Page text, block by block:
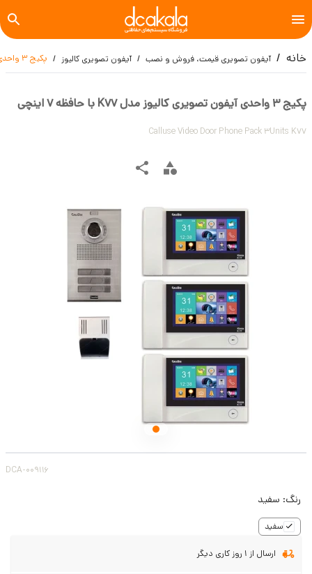
خانه آیفون تصویری قیمت، فروش و نصب آیفون تصویری کالیوز پکیج 3 واحدی آیفون تصویری کالیوز مدل K77 با حافظه 7 اینچی
پکیج 3 واحدی آیفون تصویری کالیوز مدل K77 با حافظه 7 اینچی
Calluse Video Door Phone Pack 3Units K77
DCA-009116
رنگ: سفید
سفید
ارسال از 1 روز کاری دیگر